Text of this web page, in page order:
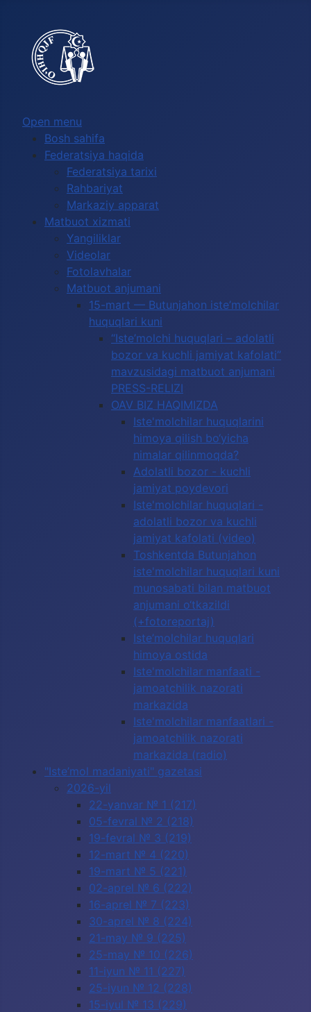
Open menu
Bosh sahifa
Federatsiya haqida
Federatsiya tarixi
Rahbariyat
Markaziy apparat
Matbuot xizmati
Yangiliklar
Videolar
Fotolavhalar
Matbuot anjumani
15-mart — Butunjahon iste’molchilar
huquqlari kuni
“Iste’molchi huquqlari – adolatli
bozor va kuchli jamiyat kafolati”
mavzusidagi matbuot anjumani
PRESS-RELIZI
OAV BIZ HAQIMIZDA
Iste'molchilar huquqlarini
himoya qilish bo‘yicha
nimalar qilinmoqda?
Adolatli bozor - kuchli
jamiyat poydevori
Iste'molchilar huquqlari -
adolatli bozor va kuchli
jamiyat kafolati (video)
Toshkentda Butunjahon
iste'molchilar huquqlari kuni
munosabati bilan matbuot
anjumani o‘tkazildi
(+fotoreportaj)
Iste’molchilar huquqlari
himoya ostida
Iste'molchilar manfaati -
jamoatchilik nazorati
markazida
Iste'molchilar manfaatlari -
jamoatchilik nazorati
markazida (radio)
"Iste’mol madaniyati" gazetasi
2026-yil
22-yanvar № 1 (217)
05-fevral № 2 (218)
19-fevral № 3 (219)
12-mart № 4 (220)
19-mart № 5 (221)
02-aprel № 6 (222)
16-aprel № 7 (223)
30-aprel № 8 (224)
21-may № 9 (225)
25-may № 10 (226)
11-iyun № 11 (227)
25-iyun № 12 (228)
15-iyul № 13 (229)